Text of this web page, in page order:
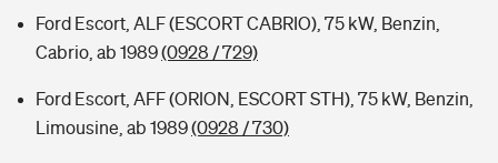
Ford Escort, ALF (ESCORT CABRIO), 75 kW, Benzin,
Cabrio, ab 1989(0928 / 729)
Ford Escort, AFF (ORION, ESCORT STH), 75 kW, Benzin,
Limousine, ab 1989(0928 / 730)